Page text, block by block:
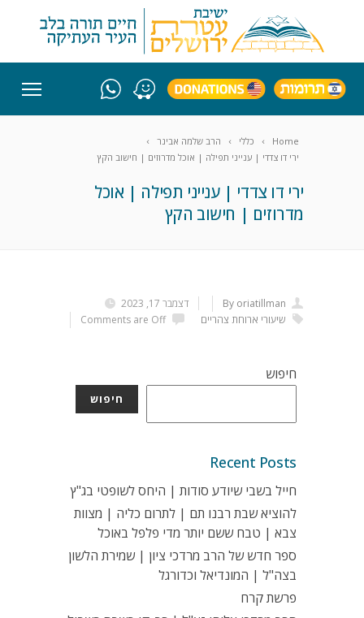
Home כללי
הרב שלמה אבינר
ירי דו צדדי | ענייני תפילה | אוכל מדרוזים | חישוב הקץ
ירי דו צדדי | ענייני תפילה | אוכל
מדרוזים | חישוב הקץ
דצמבר 17, 2023
By oriatillman
Comments are Off
שיעורי ארוחת צהריים
חיפוש
חיפוש
Recent Posts
חייל בשבי שיודע סודות | היחס לשופטי בג"ץ
להוציא שבת רבנו תם | לתרום כליה | מצוות
צבא | טבח ששם יותר מדי פלפל באוכל
ספר חדש של הרב מרדכי ציון | שמירת הלשון
בצה"ל | המונדיאל וכדורגל
פרשת קרח